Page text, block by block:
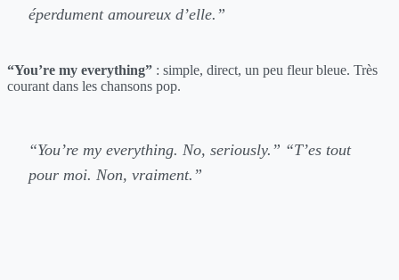
éperdument amoureux d’elle.”
“You’re my everything” : simple, direct, un peu fleur bleue. Très
courant dans les chansons pop.
“You’re my everything. No, seriously.” “T’es tout
pour moi. Non, vraiment.”